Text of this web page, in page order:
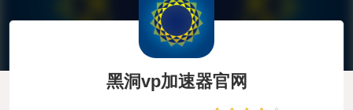
黑洞vp加速器官网